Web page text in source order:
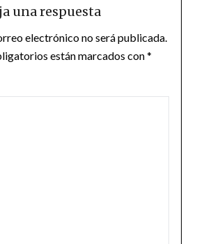
una respuesta
electrónico no será publicada.
están marcados con*